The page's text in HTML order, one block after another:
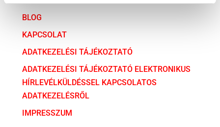
BLOG
KAPCSOLAT
ADATKEZELÉSI TÁJÉKOZTATÓ
ADATKEZELÉSI TÁJÉKOZTATÓ ELEKTRONIKUS
HÍRLEVÉLKÜLDÉSSEL KAPCSOLATOS
ADATKEZELÉSRŐL
IMPRESSZUM